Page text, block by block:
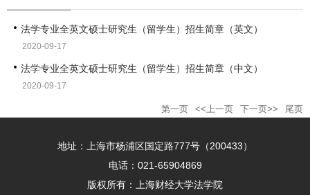
法学专业全英文硕士研究生（留学生）招生简章（英文）
2020-09-17
法学专业全英文硕士研究生（留学生）招生简章（中文）
2020-09-17
第一页 <<上一页 下一页>> 尾页
地址：上海市杨浦区国定路777号（200433）
电话：021-65904869
版权所有：上海财经大学法学院